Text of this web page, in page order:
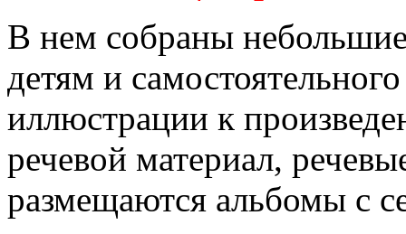
В нем собраны
детям и
иллюстрации к
речевой материал,
размещаются альбомы с